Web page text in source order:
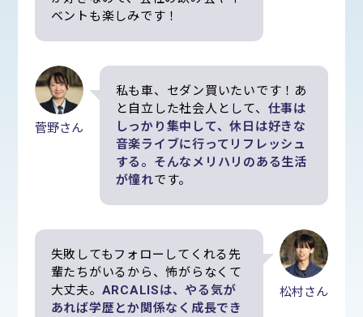
ベントも楽しみです！
菅野さん
私も車、セダン買いたいです！あ
と自立した社会人として、 仕事は
しっかり集中して、休日は好きな
音楽ライブに行ってリフレッシュ
する。そんなメリハリのある生活
が憧れです。
失敗してもフォローしてくれる先
輩たちがいるから、怖がらなくて
大丈夫。 ARCALISは、やる気が
あれば学歴とか関係なく成長でき
松村さん